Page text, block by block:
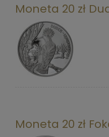
Moneta 20 zł
Moneta 20 zł